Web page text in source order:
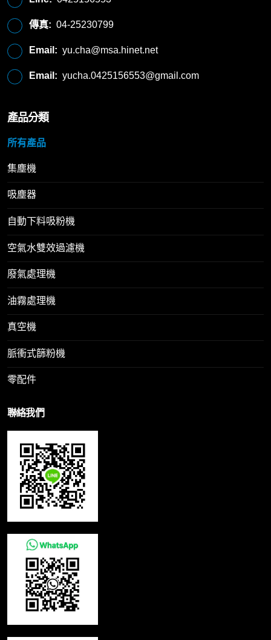
傳真: 04-25230799
Email: yu.cha@msa.hinet.net
Email: yucha.0425156553@gmail.com
產品分類
所有產品
集塵機
吸塵器
自動下料吸粉機
空氣水雙效過濾機
廢氣處理機
油霧處理機
真空機
脈衝式篩粉機
零配件
聯絡我們